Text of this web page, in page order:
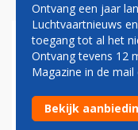
CHINA
OVER
Ontvang een jaar
Luchtvaartnieuws
toegang tot al het
Ontvang tevens 12
Magazine in de
Bekijk